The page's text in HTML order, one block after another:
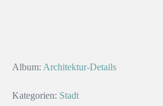
Album: Architektur-Details
Kategorien: Stadt